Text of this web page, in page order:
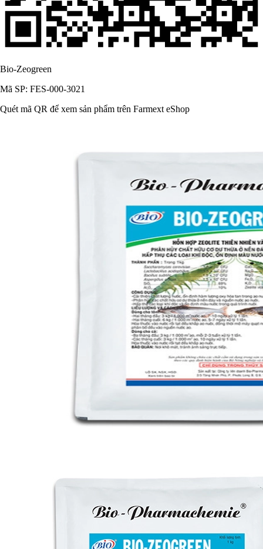
Bio-Zeogreen
Mã SP: FES-000-3021
Quét mã QR để xem sản phẩm trên Farmext eShop